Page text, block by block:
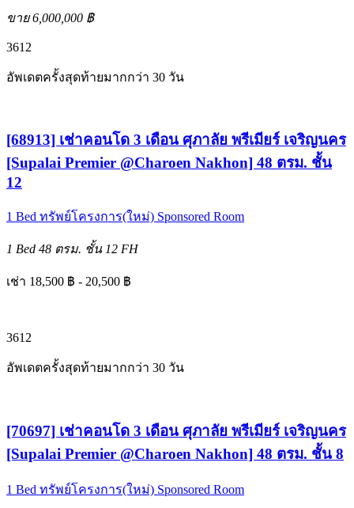
ขาย 6,000,000 ฿
3612
อัพเดตครั้งสุดท้ายมากกว่า 30 วัน
[68913] เช่าคอนโด 3 เดือน ศุภาลัย พรีเมียร์ เจริญนคร
[Supalai Premier @Charoen Nakhon] 48 ตรม. ชั้น
12
1 Bed ทรัพย์โครงการ(ใหม่) Sponsored Room
1 Bed 48 ตรม. ชั้น 12 FH
เช่า 18,500 ฿ - 20,500 ฿
3612
อัพเดตครั้งสุดท้ายมากกว่า 30 วัน
[70697] เช่าคอนโด 3 เดือน ศุภาลัย พรีเมียร์ เจริญนคร
[Supalai Premier @Charoen Nakhon] 48 ตรม. ชั้น 8
1 Bed ทรัพย์โครงการ(ใหม่) Sponsored Room